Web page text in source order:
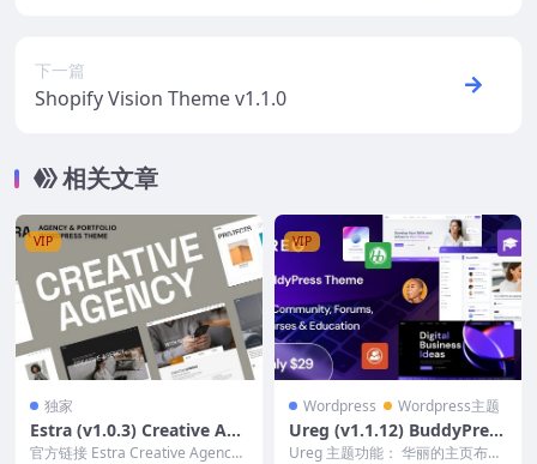
下一篇
Shopify Vision Theme v1.1.0
相关文章
VIP
独家
Estra (v1.0.3) Creative Age
ncy and Portfolio Theme
官方链接 Estra Creative Agency
VIP
Wordpress Wordpress主题
Ureg (v1.1.12) BuddyPress
& Community WordPress
Ureg 主题功能： 华丽的主页布局